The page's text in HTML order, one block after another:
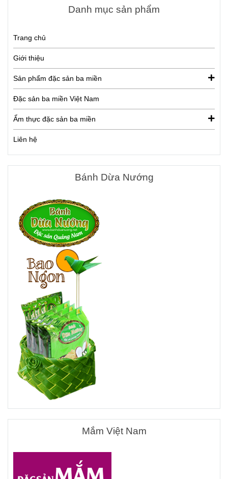
Danh mục sản phẩm
Trang chủ
Giới thiệu
Sản phẩm đặc sản ba miền
Đặc sản ba miền Việt Nam
Ẩm thực đặc sản ba miền
Liên hệ
Bánh Dừa Nướng
Mắm Việt Nam